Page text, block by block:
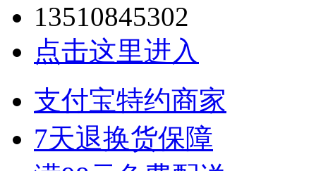
13510845302
点击这里进入
支付宝特约商家
7天退换货保障